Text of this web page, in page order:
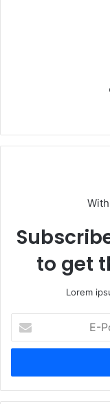
to get
Lorem
Posta
adresinizi